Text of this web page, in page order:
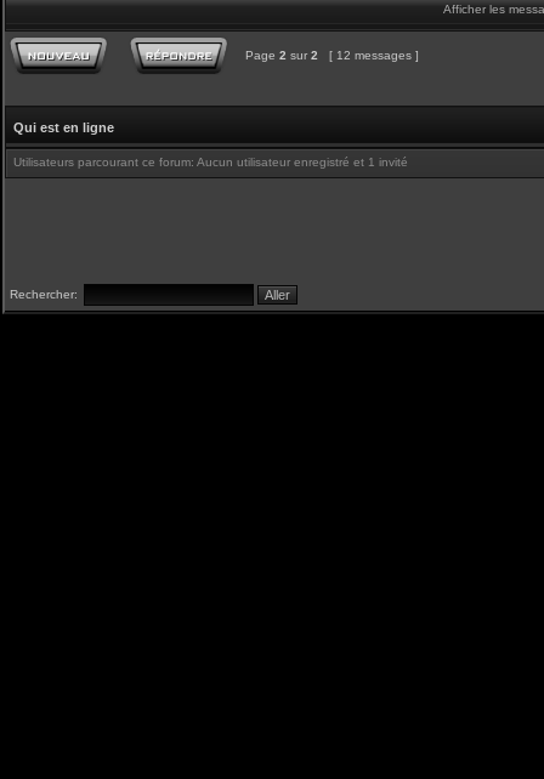
Afficher les
Page 2 sur 2 [ 12 messages ]
Qui est en ligne
Utilisateurs parcourant ce forum: Aucun utilisateur enregistré et 1 invité
Rechercher: